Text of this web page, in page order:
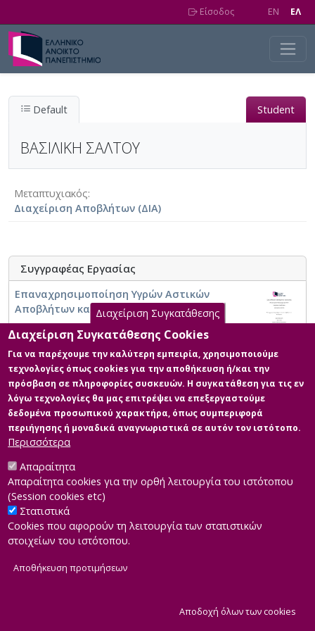
Είσοδος EN EΛ
Default Student
ΒΑΣΙΛΙΚΗ ΣΑΛΤΟΥ
Μεταπτυχιακός
Διαχείριση Αποβλήτων (ΔΙΑ)
Συγγραφέας Εργασίας
Επαναχρησιμοποίηση Υγρών Αστικών
Αποβλήτων και Βιοστερεών
Developed byINTEROPTICS
Διαχείριση Συγκατάθεσης
Διαχείριση Συγκατάθεσης Cookies
Για να παρέχουμε την καλύτερη εμπειρία, χρησιμοποιούμε
τεχνολογίες όπως cookies για την αποθήκευση ή/και την
πρόσβαση σε πληροφορίες συσκευών. Η συγκατάθεση για τις εν
λόγω τεχνολογίες θα μας επιτρέψει να επεξεργαστούμε
δεδομένα προσωπικού χαρακτήρα, όπως συμπεριφορά
περιήγησης ή μοναδικά αναγνωριστικά σε αυτόν τον ιστότοπο.
Περισσότερα
Απαραίτητα
Απαραίτητα cookies για την ορθή λειτουργία του ιστότοπου
(Session cookies etc)
Στατιστικά
Cookies που αφορούν τη λειτουργία των στατιστικών
στοιχείων του ιστότοπου.
Αποθήκευση προτιμήσεων
Αποδοχή όλων των cookies